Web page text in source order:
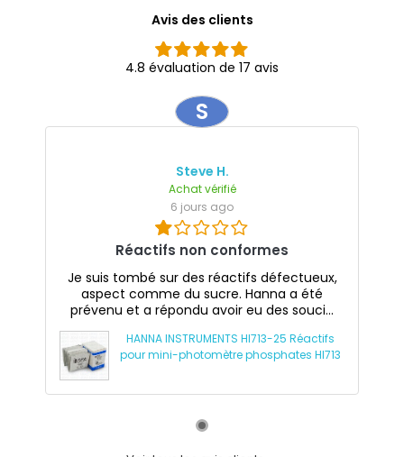
Avis des clients
4.8 évaluation de 17 avis
S
Steve H.
Achat vérifié
6 jours ago
Réactifs non conformes
Je suis tombé sur des réactifs défectueux,
aspect comme du sucre. Hanna a été
prévenu et a répondu avoir eu des souci...
HANNA INSTRUMENTS HI713-25 Réactifs
pour mini-photomètre phosphates HI713